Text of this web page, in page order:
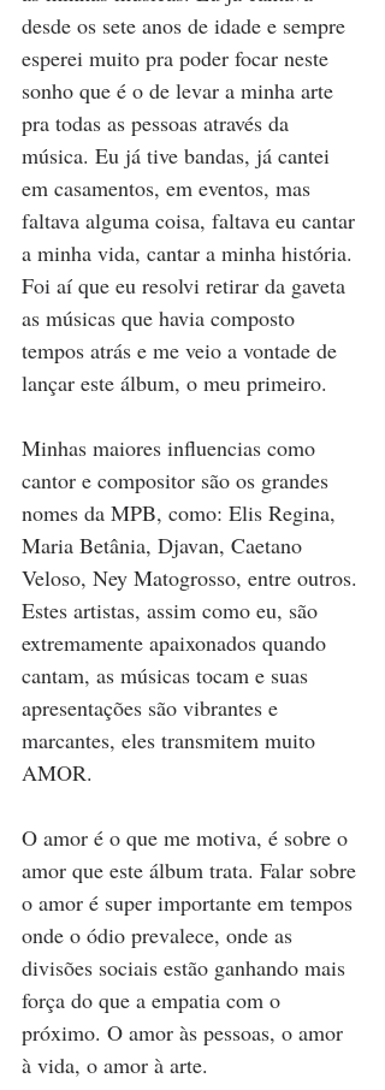
desde os sete anos de idade e sempre
esperei muito pra poder focar neste
sonho que é o de levar a minha arte
pra todas as pessoas através da
música. Eu já tive bandas, já cantei
em casamentos, em eventos, mas
faltava alguma coisa, faltava eu cantar
a minha vida, cantar a minha história.
Foi aí que eu resolvi retirar da gaveta
as músicas que havia composto
tempos atrás e me veio a vontade de
lançar este álbum, o meu primeiro.
Minhas maiores influencias como
cantor e compositor são os grandes
nomes da MPB, como: Elis Regina,
Maria Betânia, Djavan, Caetano
Veloso, Ney Matogrosso, entre outros.
Estes artistas, assim como eu, são
extremamente apaixonados quando
cantam, as músicas tocam e suas
apresentações são vibrantes e
marcantes, eles transmitem muito
AMOR.
O amor é o que me motiva, é sobre o
amor que este álbum trata. Falar sobre
o amor é super importante em tempos
onde o ódio prevalece, onde as
divisões sociais estão ganhando mais
força do que a empatia com o
próximo. O amor às pessoas, o amor
à vida, o amor à arte.